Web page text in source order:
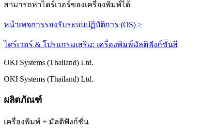
สามารถหาไดร์เวอร์ของเครื่องพิมพ์ได้
หน้าเพจการรองรับระบบปฏิบัติการ (OS) >
ไดร์เวอร์ & โปรแกรมเสริม: เครื่องพิมพ์มัลติฟังก์ชั่นสี
OKI Systems (Thailand) Ltd.
OKI Systems (Thailand) Ltd.
ผลิตภัณฑ์
เครื่องพิมพ์ + มัลติฟังก์ชั่น